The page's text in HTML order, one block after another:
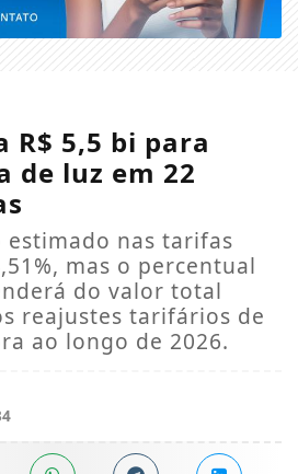
R$ 5,5 bi para
de luz em 22
estimado nas tarifas
mas o percentual
do valor total
reajustes tarifários de
ao longo de 2026.